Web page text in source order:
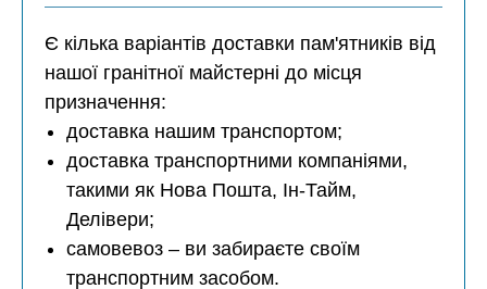
Є кілька варіантів доставки пам'ятників від
нашої гранітної майстерні до місця
призначення:
доставка нашим транспортом;
доставка транспортними компаніями,
такими як Нова Пошта, Ін-Тайм,
Делівери;
самовевоз – ви забираєте своїм
транспортним засобом.